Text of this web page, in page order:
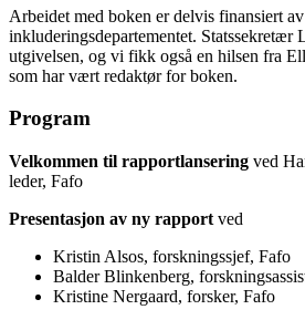
Arbeidet med boken er delvis finansiert
inkluderingsdepartementet. Statssekretær
utgivelsen, og vi fikk også en hilsen fra
som har vært redaktør for boken.
Program
Velkommen til rapportlansering ved
leder, Fafo
Presentasjon av ny rapport ved
Kristin Alsos, forskningssjef, Fafo
Balder Blinkenberg,
Kristine Nergaard, forsker, Fafo